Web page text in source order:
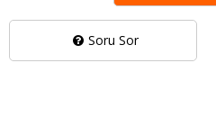
Soru Sor